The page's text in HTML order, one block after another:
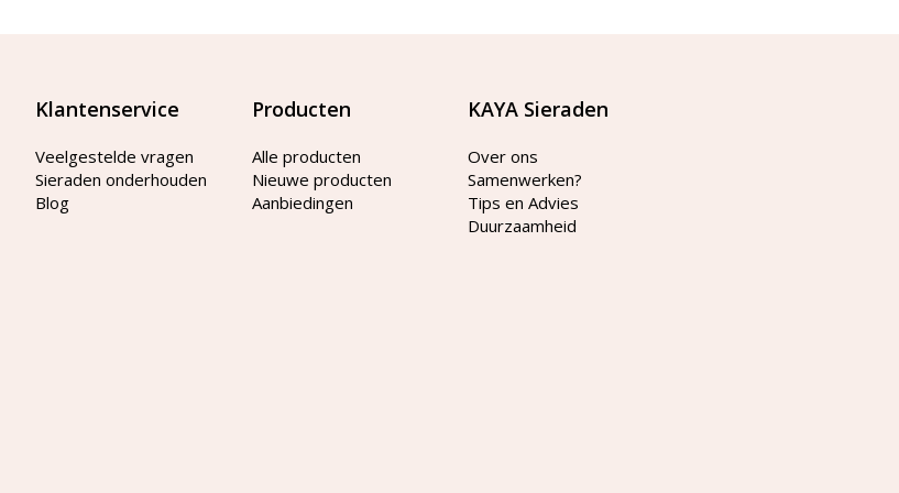
Klantenservice
Veelgestelde vragen
Sieraden onderhouden
Blog
Producten
Alle producten
Nieuwe producten
Aanbiedingen
KAYA Sieraden
Over ons
Samenwerken?
Tips en Advies
Duurzaamheid